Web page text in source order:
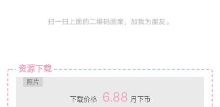
资源下载
照片
下载价格 6.88 月下币